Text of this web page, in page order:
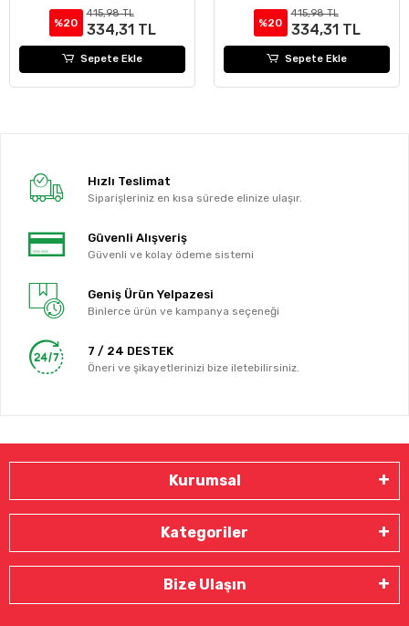
%20
415,98 TL
334,31 TL
Sepete Ekle
%20
415,98 TL
334,31 TL
Sepete Ekle
Hızlı Teslimat
Siparişleriniz en kısa sürede elinize ulaşır.
Güvenli Alışveriş
Güvenli ve kolay ödeme sistemi
Geniş Ürün Yelpazesi
Binlerce ürün ve kampanya seçeneği
7 / 24 DESTEK
Öneri ve şikayetlerinizi bize iletebilirsiniz.
Kurumsal
Kategoriler
Bize Ulaşın